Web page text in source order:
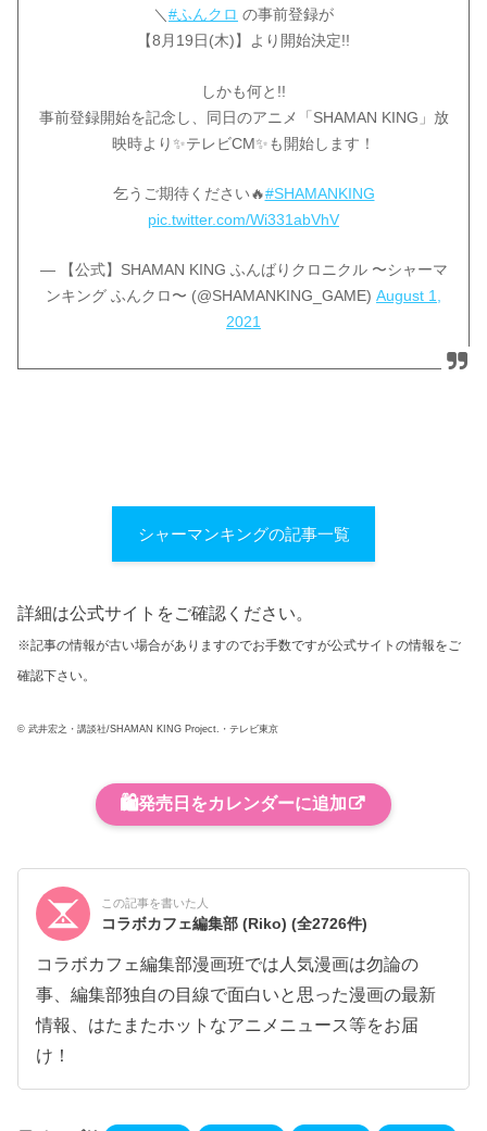
＼#ふんクロ の事前登録が
【8月19日(木)】より開始決定!!
しかも何と!!
事前登録開始を記念し、同日のアニメ「SHAMAN KING」放
映時より✨テレビCM✨も開始します！
乞うご期待ください🔥#SHAMANKING
pic.twitter.com/Wi331abVhV
— 【公式】SHAMAN KING ふんばりクロニクル 〜シャーマ
ンキング ふんクロ〜 (@SHAMANKING_GAME) August 1,
2021
シャーマンキングの記事一覧
詳細は公式サイトをご確認ください。
※記事の情報が古い場合がありますのでお手数ですが公式サイトの情報をご
確認下さい。
© 武井宏之・講談社/SHAMAN KING Project.・テレビ東京
🛍️発売日をカレンダーに追加
この記事を書いた人
コラボカフェ編集部 (Riko)(全2726件)
コラボカフェ編集部漫画班では人気漫画は勿論の
事、編集部独自の目線で面白いと思った漫画の最新
情報、はたまたホットなアニメニュース等をお届
け！